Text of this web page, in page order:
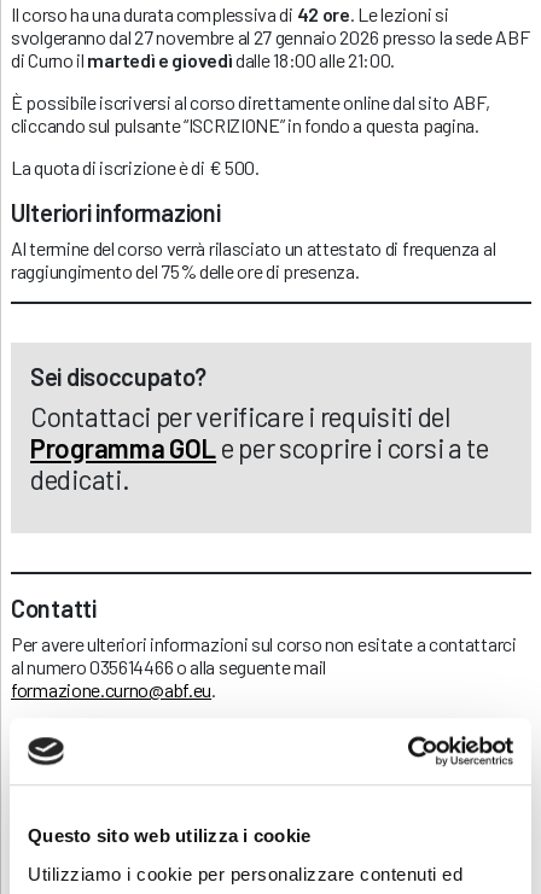
Questo sito web utilizza i cookie
Utilizziamo i cookie per personalizzare contenuti ed
Il corso ha una durata complessiva di 42 ore . Le lezioni si
svolgeranno dal 27 novembre al 27 gennaio 2026 presso la sede ABF
di Curno il martedì e giovedìdalle 18:00 alle 21:00.
È possibile iscriversi al corso direttamente online dal sito ABF,
cliccando sul pulsante “ISCRIZIONE” in fondo a questa pagina.
La quota di iscrizione è di € 500.
Ulteriori informazioni
Al termine del corso verrà rilasciato un attestato di frequenza al
raggiungimento del 75% delle ore di presenza.
Sei disoccupato?
Contattaci per verificare i requisiti del
Programma GOLe per scoprire i corsi a te
dedicati.
Contatti
Per avere ulteriori informazioni sul corso non esitate a contattarci
al numero 035614466 o alla seguente mail
formazione.curno@abf.eu
Scarica e condividi la locandina del
corso!